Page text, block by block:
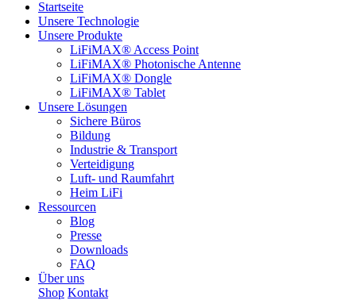
Startseite
Unsere Technologie
Unsere Produkte
LiFiMAX® Access Point
LiFiMAX® Photonische Antenne
LiFiMAX® Dongle
LiFiMAX® Tablet
Unsere Lösungen
Sichere Büros
Bildung
Industrie & Transport
Verteidigung
Luft- und Raumfahrt
Heim LiFi
Ressourcen
Blog
Presse
Downloads
FAQ
Über uns
Shop Kontakt